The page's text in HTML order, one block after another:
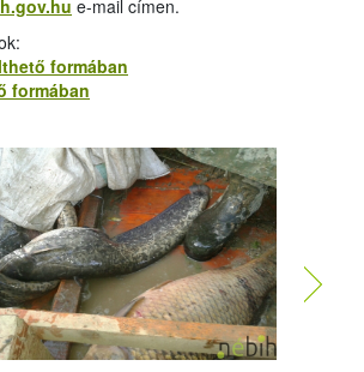
e-mail címen.
formában
formában